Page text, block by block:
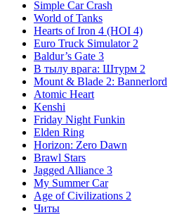
Simple Car Crash
World of Tanks
Hearts of Iron 4 (HOI 4)
Euro Truck Simulator 2
Baldur’s Gate 3
В тылу врага: Штурм 2
Mount & Blade 2: Bannerlord
Atomic Heart
Kenshi
Friday Night Funkin
Elden Ring
Horizon: Zero Dawn
Brawl Stars
Jagged Alliance 3
My Summer Car
Age of Civilizations 2
Читы